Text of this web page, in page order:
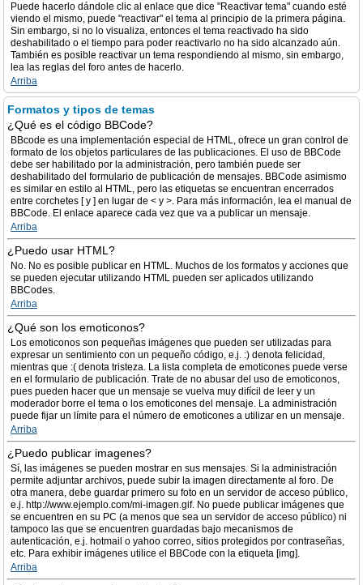
Puede hacerlo dándole clic al enlace que dice "Reactivar tema" cuando esté
viendo el mismo, puede "reactivar" el tema al principio de la primera página.
Sin embargo, si no lo visualiza, entonces el tema reactivado ha sido
deshabilitado o el tiempo para poder reactivarlo no ha sido alcanzado aún.
También es posible reactivar un tema respondiendo al mismo, sin embargo,
lea las reglas del foro antes de hacerlo.
Arriba
Formatos y tipos de temas
¿Qué es el código BBCode?
BBcode es una implementación especial de HTML, ofrece un gran control de
formato de los objetos particulares de las publicaciones. El uso de BBCode
debe ser habilitado por la administración, pero también puede ser
deshabilitado del formulario de publicación de mensajes. BBCode asimismo
es similar en estilo al HTML, pero las etiquetas se encuentran encerrados
entre corchetes [ y ] en lugar de < y >. Para más información, lea el manual de
BBCode. El enlace aparece cada vez que va a publicar un mensaje.
Arriba
¿Puedo usar HTML?
No. No es posible publicar en HTML. Muchos de los formatos y acciones que
se pueden ejecutar utilizando HTML pueden ser aplicados utilizando
BBCodes.
Arriba
¿Qué son los emoticonos?
Los emoticonos son pequeñas imágenes que pueden ser utilizadas para
expresar un sentimiento con un pequeño código, e.j. :) denota felicidad,
mientras que :( denota tristeza. La lista completa de emoticones puede verse
en el formulario de publicación. Trate de no abusar del uso de emoticonos,
pues pueden hacer que un mensaje se vuelva muy difícil de leer y un
moderador borre el tema o los emoticones del mensaje. La administración
puede fijar un límite para el número de emoticones a utilizar en un mensaje.
Arriba
¿Puedo publicar imagenes?
Sí, las imágenes se pueden mostrar en sus mensajes. Si la administración
permite adjuntar archivos, puede subir la imagen directamente al foro. De
otra manera, debe guardar primero su foto en un servidor de acceso público,
e.j. http://www.ejemplo.com/mi-imagen.gif. No puede publicar imágenes que
se encuentren en su PC (a menos que sea un servidor de acceso público) ni
tampoco las que se encuentren guardadas bajo mecanismos de
autenticación, e.j. hotmail o yahoo correo, sitios protegidos por contraseñas,
etc. Para exhibir imágenes utilice el BBCode con la etiqueta [img].
Arriba